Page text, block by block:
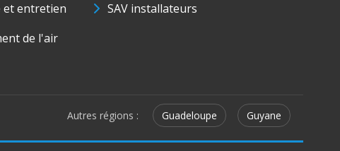
et entretien
de l'air
SAV installateurs
Autres régions : Guadeloupe Guyane